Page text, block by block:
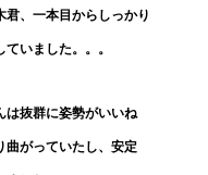
君、一本目からしっかり
いました。。。
は抜群に姿勢がいいね
曲がっていたし、安定